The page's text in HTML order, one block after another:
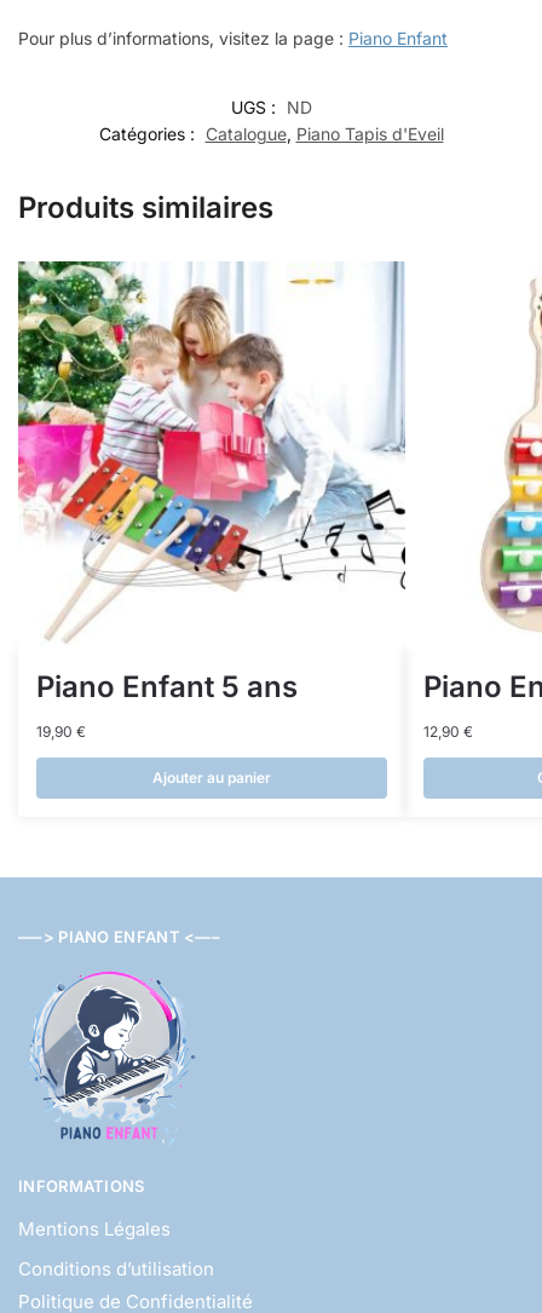
Pour plus d’informations, visitez la page : Piano Enfant
UGS :
ND
Catégories :
Catalogue, Piano Tapis d'Eveil
Produits similaires
Piano Enfant 5 ans
19,90 €
Ajouter au panier
Piano
12,90 €
—–> PIANO ENFANT <—–
INFORMATIONS
Mentions Légales
Conditions d’utilisation
Politique de Confidentialité